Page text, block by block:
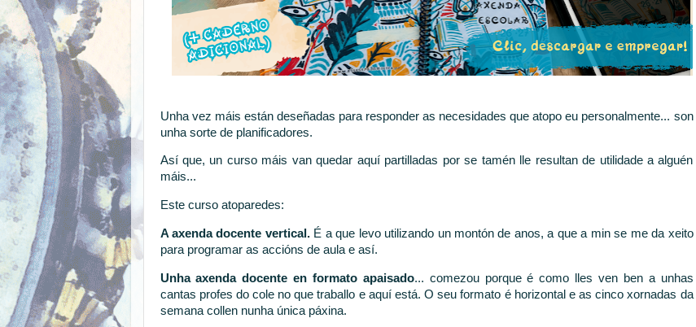
Unha vez máis están deseñadas para responder as necesidades que atopo eu personalmente... son
unha sorte de planificadores.
Así que, un curso máis van quedar aquí partilladas por se tamén lle resultan de utilidade a alguén
máis...
Este curso atoparedes:
A axenda docente vertical.É a que levo utilizando un montón de anos, a que a min se me da xeito
para programar as accións de aula e así.
Unha axenda docente en formato apaisado... comezou porque é como lles ven ben a unhas
cantas profes do cole no que traballo e aquí está. O seu formato é horizontal e as cinco xornadas da
semana collen nunha única páxina.